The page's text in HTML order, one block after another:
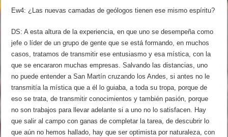
Ew4: ¿Las nuevas camadas de geólogos tienen ese mismo espíritu?
DS: A esta altura de la experiencia, en que uno se desempeña como
jefe o líder de un grupo de gente que se está formando, en muchos
casos, tratamos de transmitir ese entusiasmo y esa mística, con la
que se encararon muchas empresas. Salvando las distancias, uno
no puede entender a San Martín cruzando los Andes, si antes no le
transmitía la mística que a él lo guiaba, a toda su tropa, porque de
eso se trata, de transmitir conocimientos y también pasión, porque
no son trabajos para llevar adelante si a uno no lo satisfacen. Hay
que salir al campo con ganas de completar la tarea, de descubrir lo
que aún no hemos hallado, hay que ser optimista por naturaleza, con